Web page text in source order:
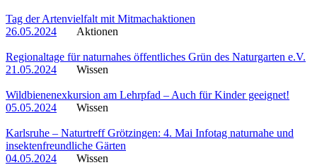
Tag der Artenvielfalt mit Mitmachaktionen
26.05.2024
Aktionen
Regionaltage für naturnahes öffentliches Grün des Naturgarten e.V.
21.05.2024
Wissen
Wildbienenexkursion am Lehrpfad – Auch für Kinder geeignet!
05.05.2024
Wissen
Karlsruhe – Naturtreff Grötzingen: 4. Mai Infotag naturnahe und
insektenfreundliche Gärten
04.05.2024
Wissen